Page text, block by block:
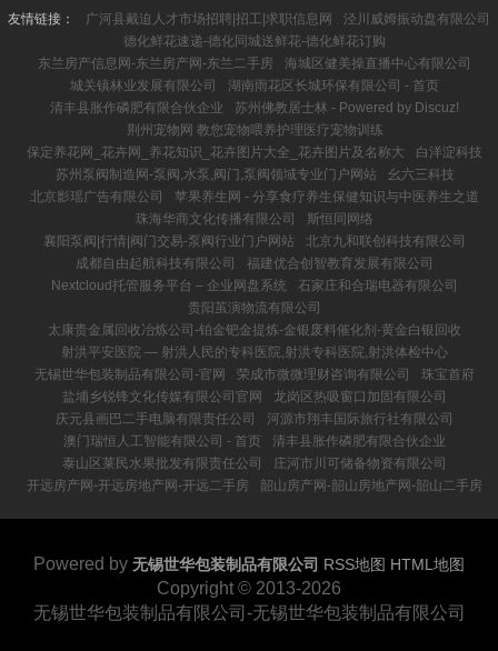
友情链接： 广河县戴迫人才市场招聘|招工|求职信息网
泾川威姆振动盘有限公司
德化鲜花速递-德化同城送鲜花-德化鲜花订购
东兰房产信息网-东兰房产网-东兰二手房
海城区健美操直播中心有限公司
城关镇林业发展有限公司
湖南雨花区长城环保有限公司 - 首页
清丰县胀作磷肥有限合伙企业
苏州佛教居士林 - Powered by Discuz!
荆州宠物网 教您宠物喂养护理医疗宠物训练
保定养花网_花卉网_养花知识_花卉图片大全_花卉图片及名称大
白洋淀科技
苏州泵阀制造网-泵阀,水泵,阀门,泵阀领域专业门户网站
幺六三科技
北京影瑶广告有限公司
苹果养生网 - 分享食疗养生保健知识与中医养生之道
珠海华商文化传播有限公司
斯恒同网络
襄阳泵阀|行情|阀门交易-泵阀行业门户网站
北京九和联创科技有限公司
成都自由起航科技有限公司
福建优合创智教育发展有限公司
Nextcloud托管服务平台 – 企业网盘系统
石家庄和合瑞电器有限公司
贵阳茧演物流有限公司
太康贵金属回收冶炼公司-铂金钯金提炼-金银废料催化剂-黄金白银回收
射洪平安医院 ― 射洪人民的专科医院,射洪专科医院,射洪体检中心
无锡世华包装制品有限公司-官网
荣成市微微理财咨询有限公司
珠宝首府
盐埔乡锐锋文化传媒有限公司官网
龙岗区热吸窗口加固有限公司
庆元县画巴二手电脑有限责任公司
河源市翔丰国际旅行社有限公司
澳门瑞恒人工智能有限公司 - 首页
清丰县胀作磷肥有限合伙企业
泰山区莱民水果批发有限责任公司
庄河市川可储备物资有限公司
开远房产网-开远房地产网-开远二手房
韶山房产网-韶山房地产网-韶山二手房
Powered by 无锡世华包装制品有限公司 RSS地图 HTML地图
Copyright © 2013-2026
无锡世华包装制品有限公司-无锡世华包装制品有限公司